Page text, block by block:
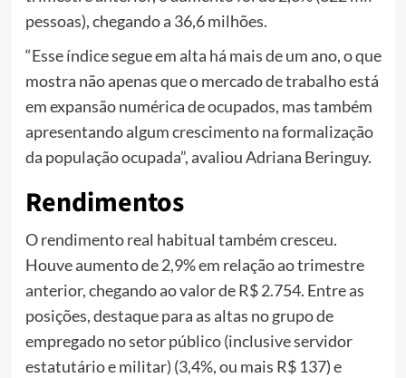
pessoas), chegando a 36,6 milhões.
“Esse índice segue em alta há mais de um ano, o que
mostra não apenas que o mercado de trabalho está
em expansão numérica de ocupados, mas também
apresentando algum crescimento na formalização
da população ocupada”, avaliou Adriana Beringuy.
Rendimentos
O rendimento real habitual também cresceu.
Houve aumento de 2,9% em relação ao trimestre
anterior, chegando ao valor de R$ 2.754. Entre as
posições, destaque para as altas no grupo de
empregado no setor público (inclusive servidor
estatutário e militar) (3,4%, ou mais R$ 137) e